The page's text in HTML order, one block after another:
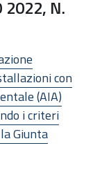
2022, N.
con
(AIA)
i criteri
Giunta